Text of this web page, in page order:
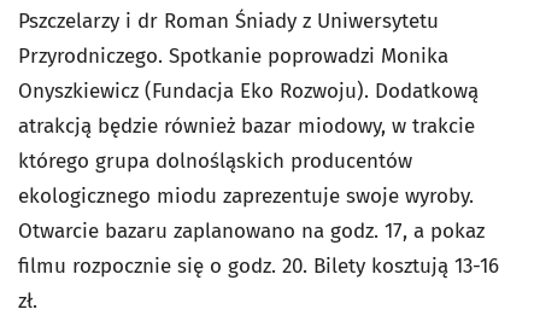
Pszczelarzy i dr Roman Śniady z Uniwersytetu
Przyrodniczego. Spotkanie poprowadzi Monika
Onyszkiewicz (Fundacja Eko Rozwoju). Dodatkową
atrakcją będzie również bazar miodowy, w trakcie
którego grupa dolnośląskich producentów
ekologicznego miodu zaprezentuje swoje wyroby.
Otwarcie bazaru zaplanowano na godz. 17, a pokaz
filmu rozpocznie się o godz. 20. Bilety kosztują 13-16
zł.